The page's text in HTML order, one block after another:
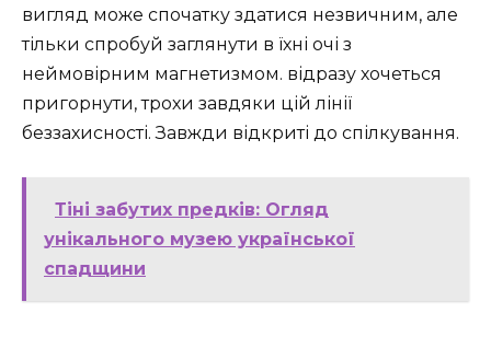
вигляд може спочатку здатися незвичним, але
тільки спробуй заглянути в їхні очі з
неймовірним магнетизмом. відразу хочеться
пригорнути, трохи завдяки цій лінії
беззахисності. Завжди відкриті до спілкування.
Тіні забутих предків: Огляд
унікального музею української
спадщини